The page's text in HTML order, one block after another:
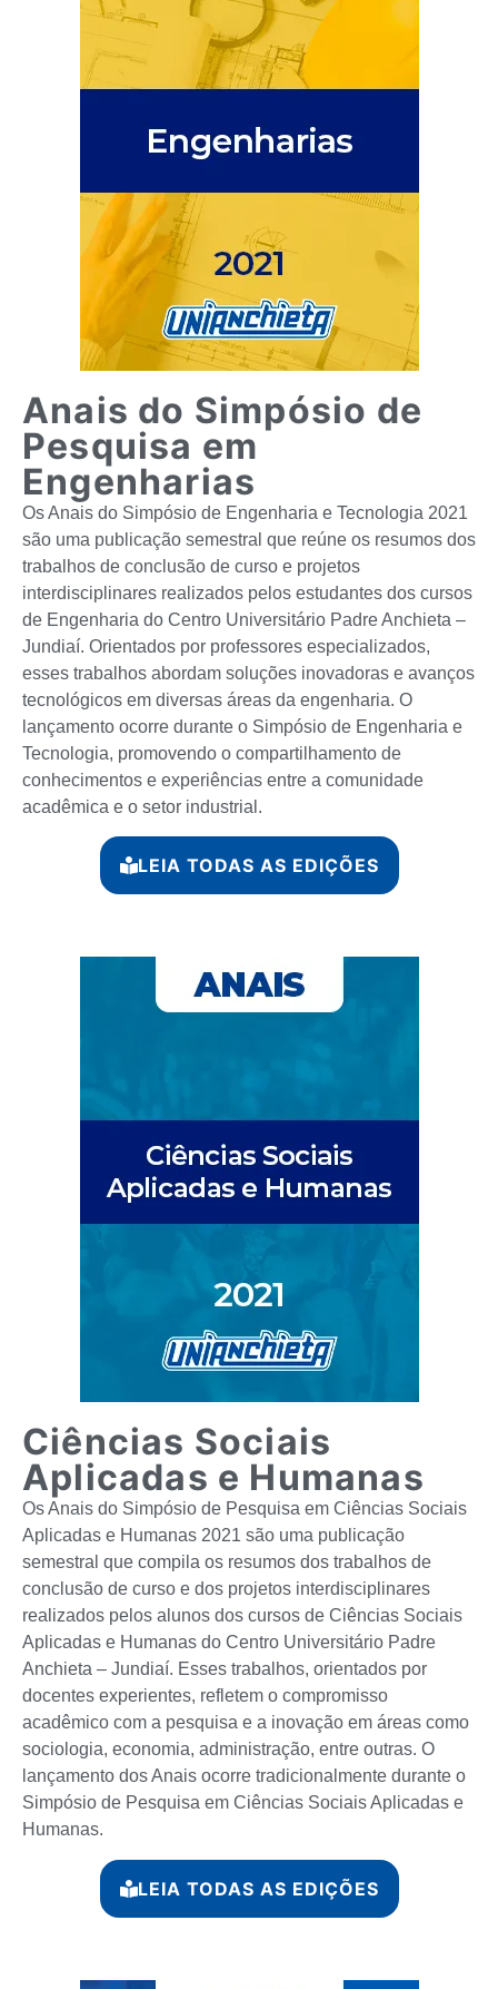
Anais do Simpósio de
Pesquisa em
Engenharias​
Os Anais do Simpósio de Engenharia e Tecnologia 2021
são uma publicação semestral que reúne os resumos dos
trabalhos de conclusão de curso e projetos
interdisciplinares realizados pelos estudantes dos cursos
de Engenharia do Centro Universitário Padre Anchieta –
Jundiaí. Orientados por professores especializados,
esses trabalhos abordam soluções inovadoras e avanços
tecnológicos em diversas áreas da engenharia. O
lançamento ocorre durante o Simpósio de Engenharia e
Tecnologia, promovendo o compartilhamento de
conhecimentos e experiências entre a comunidade
acadêmica e o setor industrial.
LEIA TODAS AS EDIÇÕES
Ciências Sociais
Aplicadas e Humanas
Os Anais do Simpósio de Pesquisa em Ciências Sociais
Aplicadas e Humanas 2021 são uma publicação
semestral que compila os resumos dos trabalhos de
conclusão de curso e dos projetos interdisciplinares
realizados pelos alunos dos cursos de Ciências Sociais
Aplicadas e Humanas do Centro Universitário Padre
Anchieta – Jundiaí. Esses trabalhos, orientados por
docentes experientes, refletem o compromisso
acadêmico com a pesquisa e a inovação em áreas como
sociologia, economia, administração, entre outras. O
lançamento dos Anais ocorre tradicionalmente durante o
Simpósio de Pesquisa em Ciências Sociais Aplicadas e
Humanas.
LEIA TODAS AS EDIÇÕES